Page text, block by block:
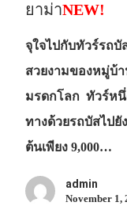
ยาม่าNEW!
จุใจไปกับทัวร์รถบั
สวยงามของหมู่บ้
มรดกโลก ทัวร์หนึ่
ทางด้วยรถบัสไปยั
ต้นเพียง 9,000…
admin
November 1,